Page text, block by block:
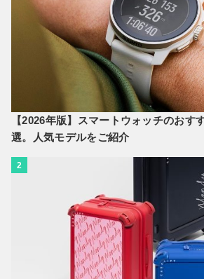
【2026年版】スマートウォッチのおす
選。人気モデルをご紹介
2